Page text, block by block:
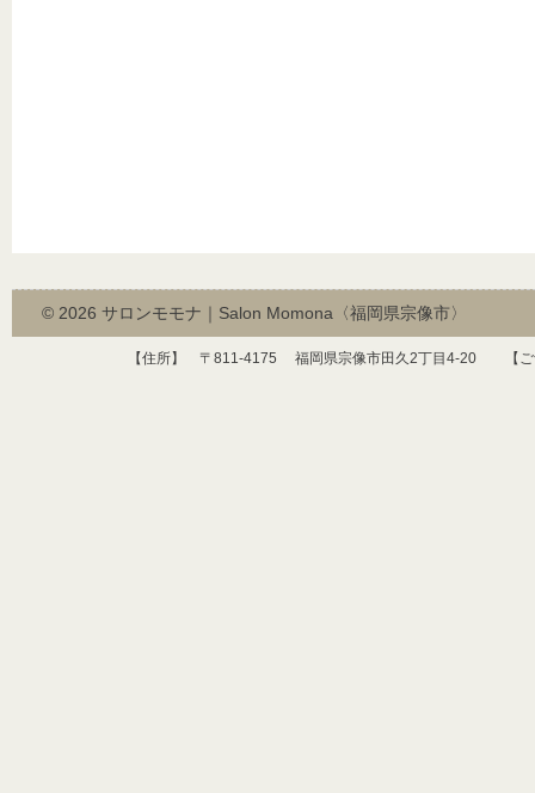
© 2026 サロンモモナ｜Salon Momona〈福岡県宗像市〉
【住所】 〒 811-4175 福岡県宗像市田久2丁目 4-20 【ご